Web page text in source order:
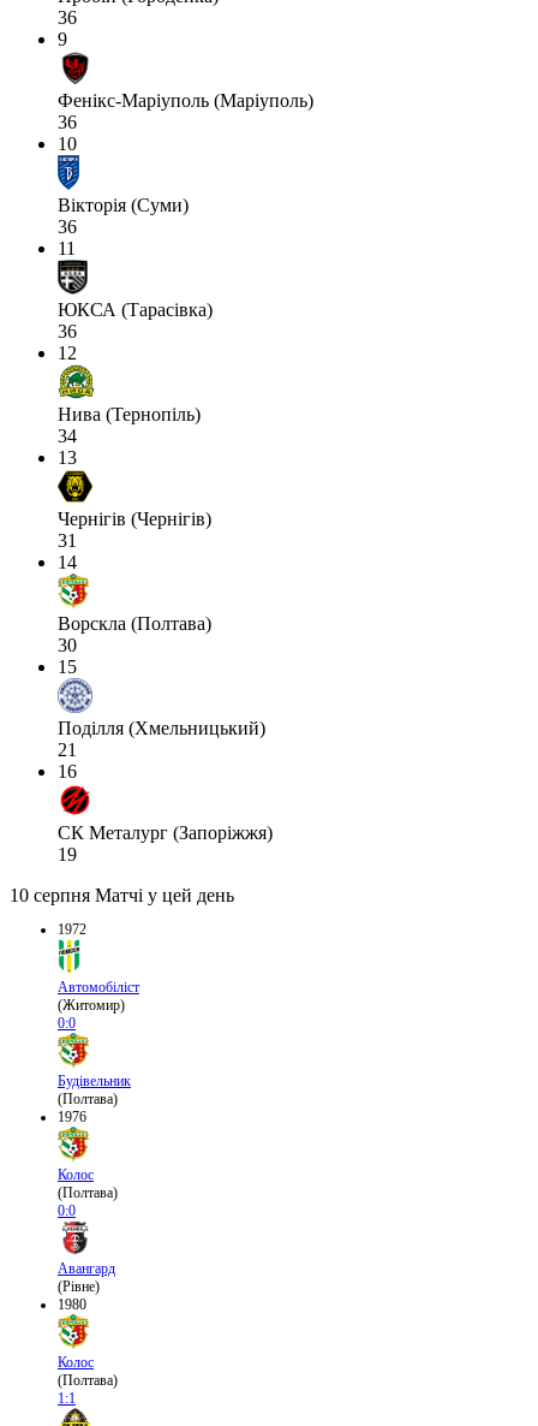
36
9
Фенікс-Маріуполь (Маріуполь)
36
10
Вікторія (Суми)
36
11
ЮКСА (Тарасівка)
36
12
Нива (Тернопіль)
34
13
Чернігів (Чернігів)
31
14
Ворскла (Полтава)
30
15
Поділля (Хмельницький)
21
16
СК Металург (Запоріжжя)
19
10 серпня Матчі у цей день
1972
Автомобіліст
(Житомир)
0:0
Будівельник
(Полтава)
1976
Колос
(Полтава)
0:0
Авангард
(Рівне)
1980
Колос
(Полтава)
1:1